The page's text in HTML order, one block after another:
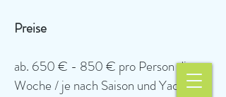
Preise
ab. 650 € - 850 € pro Person die
Woche / je nach Saison und Yacht.